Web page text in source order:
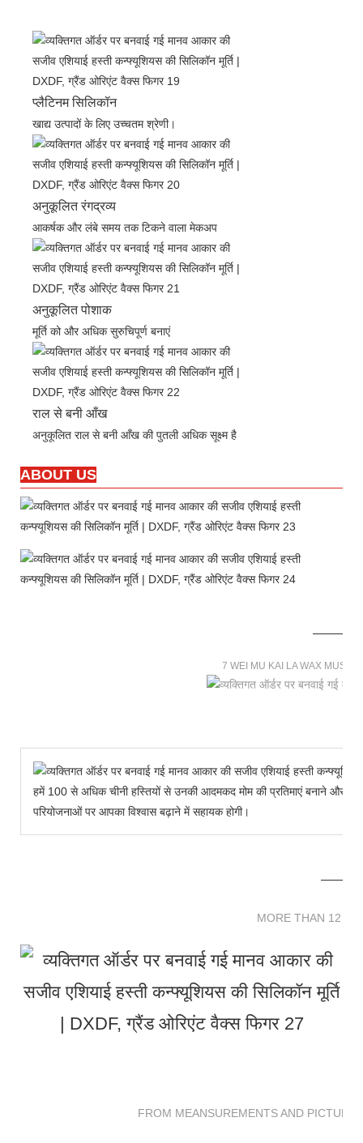
प्लैटिनम सिलिकॉन
खाद्य उत्पादों के लिए उच्चतम श्रेणी।
अनुकूलित रंगद्रव्य
आकर्षक और लंबे समय तक टिकने वाला मेकअप
अनुकूलित पोशाक
मूर्ति को और अधिक सुरुचिपूर्ण बनाएं
राल से बनी आँख
अनुकूलित राल से बनी आँख की पुतली अधिक सूक्ष्म है
ABOUT US
7 WEI MU KAI LA WAX
हमें 100 से अधिक चीनी हस्तियों से उनकी आदमकद मोम की प्रतिमाएं बनाने और
परियोजनाओं पर आपका विश्वास बढ़ाने में सहायक होगी।
MORE THAN 12
FROM MEANSUREMENTS AND